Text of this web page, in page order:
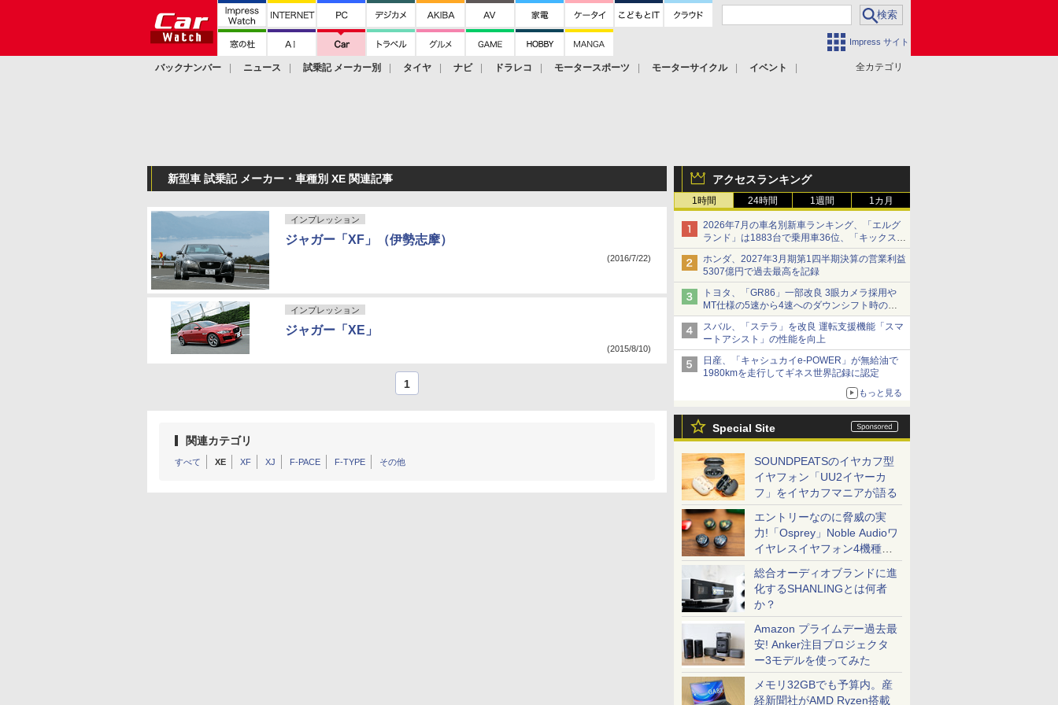
Impress サイト
全カテゴリ
バックナンバー ニュース 試乗記 メーカー別 タイヤ ナビ ドラレコ モータースポーツ モーターサイクル
イベント
アクセスランキング
1時間 24時間 1週間 1カ月
2026年7月の車名別新車ランキング、「エルグ
ランド」は1883台で乗用車36位、「キックス」
は2591台で27位に
ホンダ、2027年3月期第1四半期決算の営業利益
5307億円で過去最高を記録
トヨタ、「GR86」一部改良 3眼カメラ採用や
MT仕様の5速から4速へのダウンシフト時の操
作性向上など
スバル、「ステラ」を改良 運転支援機能「スマ
ートアシスト」の性能を向上
日産、「キャシュカイe-POWER」が無給油で
1980kmを走行してギネス世界記録に認定
もっと見る
Special Site
SOUNDPEATSのイヤカフ型
イヤフォン「UU2イヤーカ
フ」をイヤカフマニアが語る
エントリーなのに脅威の実
力!「Osprey」Noble Audioワ
イヤレスイヤフォン4機種を
一気に聴く
総合オーディオブランドに進
化するSHANLINGとは何者
か？
Amazon プライムデー過去最
安! Anker注目プロジェクタ
ー3モデルを使ってみた
メモリ32GBでも予算内。産
経新聞社がAMD Ryzen搭載
新型車 試乗記 メーカー・車種別 XE 関連記事
インプレッション
ジャガー「XF」（伊勢志摩）
(2016/7/22)
インプレッション
ジャガー「XE」
(2015/8/10)
1
関連カテゴリ
すべて XE XF XJ F-PACE F-TYPE その他